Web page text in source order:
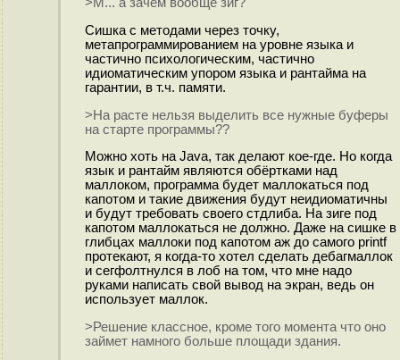
>М... а зачем вообще зиг?
Сишка с методами через точку,
метапрограммированием на уровне языка и
частично психологическим, частично
идиоматическим упором языка и рантайма на
гарантии, в т.ч. памяти.
>На расте нельзя выделить все нужные буферы
на старте программы??
Можно хоть на Java, так делают кое-где. Но когда
язык и рантайм являются обёртками над
маллоком, программа будет маллокаться под
капотом и такие движения будут неидиоматичны
и будут требовать своего стдлиба. На зиге под
капотом маллокаться не должно. Даже на сишке в
глибцах маллоки под капотом аж до самого printf
протекают, я когда-то хотел сделать дебагмаллок
и сегфолтнулся в лоб на том, что мне надо
руками написать свой вывод на экран, ведь он
использует маллок.
>Решение классное, кроме того момента что оно
займет намного больше площади здания.